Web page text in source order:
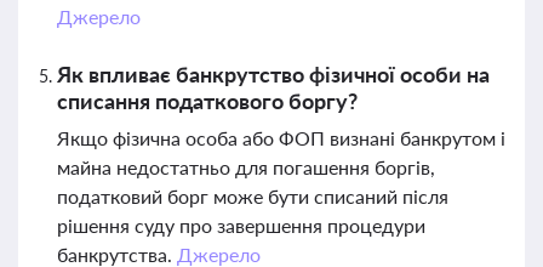
Джерело
Як впливає банкрутство фізичної особи на
списання податкового боргу?
Якщо фізична особа або ФОП визнані банкрутом і
майна недостатньо для погашення боргів,
податковий борг може бути списаний після
рішення суду про завершення процедури
банкрутства. Джерело